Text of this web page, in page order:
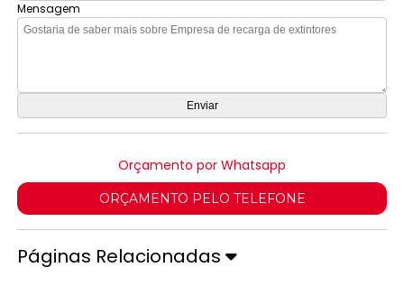
Mensagem
Orçamento por Whatsapp
ORÇAMENTO PELO TELEFONE
Páginas Relacionadas